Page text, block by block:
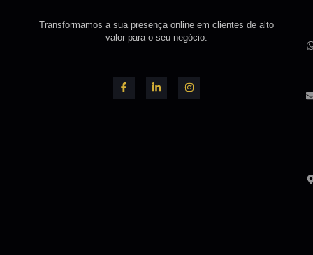
Transformamos a sua presença online em clientes de alto
valor para o seu negócio.